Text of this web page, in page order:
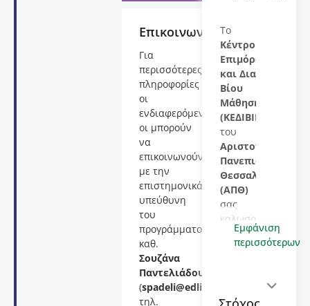
Επικοινωνία
Για
περισσότερες
πληροφορίες
οι
ενδιαφερόμενες/
οι μπορούν
να
επικοινωνούν
με την
επιστημονικά
υπεύθυνη
του
προγράμματος
καθ.
Σουζάνα
Παντελιάδου
(spadeli@edlit.auth.gr
τηλ.
Το
Κέντρο
Επιμόρφωσης
και Δια
Βίου
Μάθησης
(ΚΕΔΙΒΙΜ)
του
Αριστοτελείου
Πανεπιστημίου
Θεσσαλονίκης
(ΑΠΘ)
σας
καλωσορίζει
στο
εκπαιδευτικό
Εμφάνιση
περισσότερων